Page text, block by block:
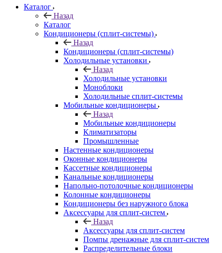
Каталог
Назад
Каталог
Кондиционеры (сплит-системы)
Назад
Кондиционеры (сплит-системы)
Холодильные установки
Назад
Холодильные установки
Моноблоки
Холодильные сплит-системы
Мобильные кондиционеры
Назад
Мобильные кондиционеры
Климатизаторы
Промышленные
Настенные кондиционеры
Оконные кондиционеры
Кассетные кондиционеры
Канальные кондиционеры
Напольно-потолочные кондиционеры
Колонные кондиционеры
Кондиционеры без наружного блока
Аксессуары для сплит-систем
Назад
Аксессуары для сплит-систем
Помпы дренажные для сплит-систем
Распределительные блоки